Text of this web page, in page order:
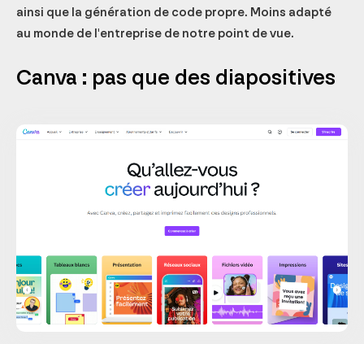
ainsi que la génération de code propre. Moins adapté
au monde de l'entreprise de notre point de vue.
Canva : pas que des diapositives